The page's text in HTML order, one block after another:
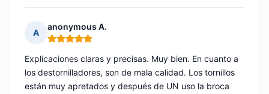
A
anonymous A.
Nota: 5 de 5
Explicaciones claras y precisas. Muy bien. En cuanto a
los destornilladores, son de mala calidad. Los tornillos
están muy apretados y después de UN uso la broca